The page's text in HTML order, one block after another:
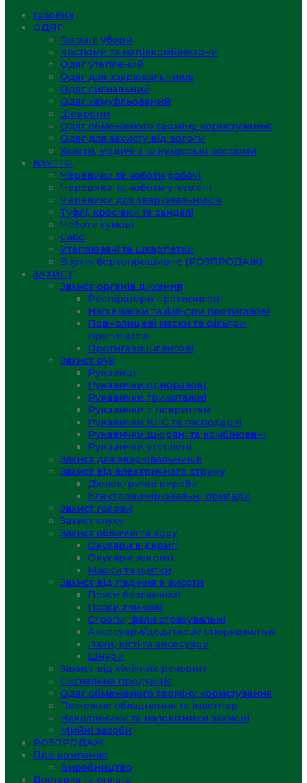
Головна
ОДЯГ
Головні убори
Костюми та напівкомбінезони
Одяг утеплений
Одяг для зварювальників
Одяг сигнальний
Одяг камуфльований
Шеврони
Одяг обмеженого терміну користування
Одяг для захисту від вологи
Халати, медичні та кухарські костюми
ВЗУТТЯ
Черевики та чоботи робочі
Черевики та чоботи утеплені
Черевики для зварювальників
Туфлі, кросівки та сандалі
Чоботи гумові
Сабо
Утеплювачі та шкарпетки
Взуття бортопрошивне (РОЗПРОДАЖ)
ЗАХИСТ
Захист органів дихання
Респіратори протипилові
Напівмаски та фільтри протигазові
Повнолицеві маски та фільтри
протигазові
Протигази шлангові
Захист рук
Рукавиці
Рукавички одноразові
Рукавички трикотажні
Рукавички з покриттям
Рукавички КЛС та господарчі
Рукавички шкіряні та комбіновані
Рукавички утеплені
Захист для зварювальників
Захист від електричного струму
Діелектричні вироби
Електровимірювальні прилади
Захист голови
Захист слуху
Захист обличчя та зору
Окуляри відкриті
Окуляри закриті
Маски та щитки
Захист від падіння з висоти
Пояси безлямкові
Пояси лямкові
Стропи, фали страхувальні
Аксесуари/додаткове спорядження
Лази, кігті та аксесуари
Шнури
Захист від хімічних речовин
Сигнальна продукція
Одяг обмеженого терміну користування
Пожежне обладнання та інвентар
Наколінники та налокітники захисні
Мийні засоби
РОЗПРОДАЖ
Про компанію
Виробництво
Доставка та оплата